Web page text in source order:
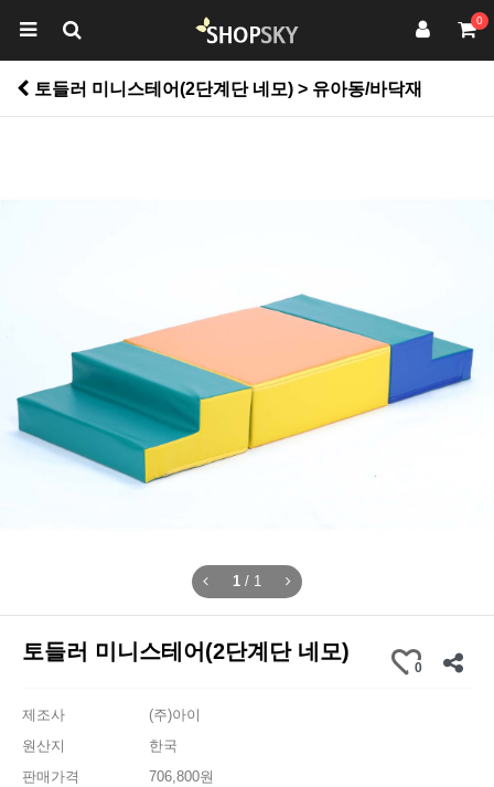
0
토들러 미니스테어(2단계단 네모) > 유아동/바닥재
1 / 1
토들러 미니스테어(2단계단 네모)
0
제조사
(주)아이
원산지
한국
판매가격
706,800원